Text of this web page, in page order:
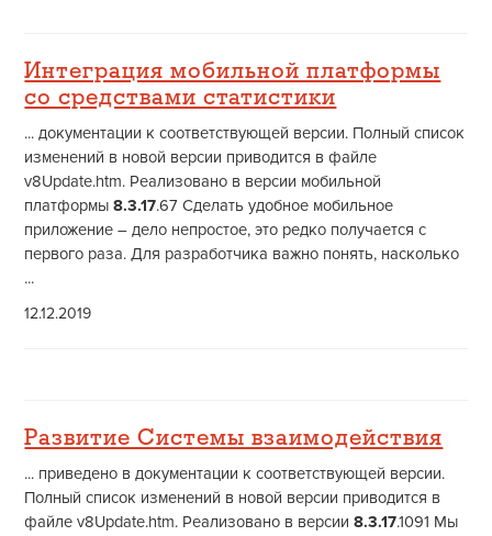
Интеграция мобильной платформы
со средствами статистики
... документации к соответствующей версии. Полный список
изменений в новой версии приводится в файле
v8Update.htm. Реализовано в версии мобильной
платформы8.3.17.67 Сделать удобное мобильное
приложение – дело непростое, это редко получается с
первого раза. Для разработчика важно понять, насколько
...
12.12.2019
Развитие Системы взаимодействия
... приведено в документации к соответствующей версии.
Полный список изменений в новой версии приводится в
файле v8Update.htm. Реализовано в версии8.3.17.1091 Мы